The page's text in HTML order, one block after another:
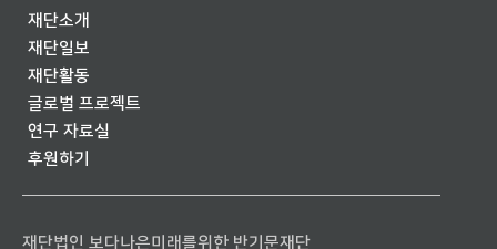
재단소개
재단일보
재단활동
글로벌 프로젝트
연구 자료실
후원하기
재단법인 보다나은미래를위한 반기문재단